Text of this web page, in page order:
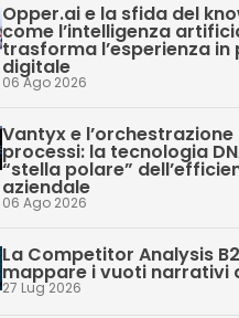
Opper.ai e la sfida del
come l’intelligenza
trasforma l’esperienza
digitale
06 Ago 2026
Vantyx e l’orchestrazione
processi: la tecnologia
“stella polare”
aziendale
06 Ago 2026
La Competitor Analysis
mappare i vuoti narrativi
27 Lug 2026